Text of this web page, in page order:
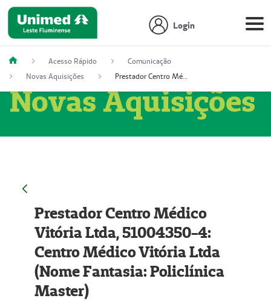
Login
Acesso Rápido
Comunicação
Novas Aquisições
Prestador Centro Médico Vitória Ltda, 51004350-4: Centro Médico Vitória Ltda (Nome Fantasia: Policlínica Master)
Novas Aquisições
Prestador Centro Médico
Vitória Ltda, 51004350-4:
Centro Médico Vitória Ltda
(Nome Fantasia: Policlínica
Master)